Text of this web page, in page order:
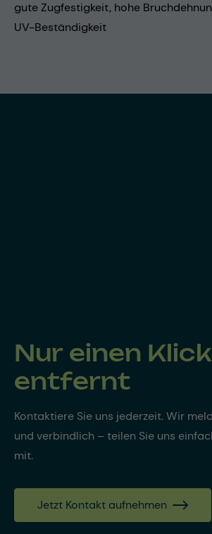
gute Zugfestigkeit, hohe
UV-Beständigkeit
Nur einen Klick
entfernt
Kontaktiere Sie uns jederzeit. Wir
und verbindlich – teilen Sie uns
mit.
Jetzt Kontakt aufnehmen